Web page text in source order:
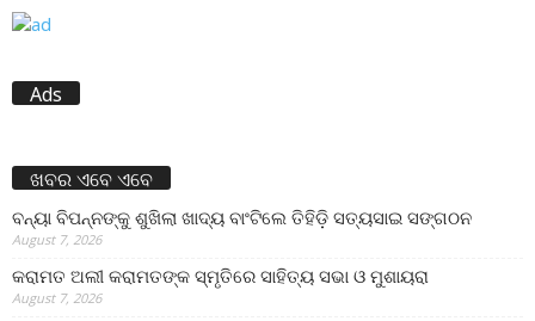
Ads
ଖବର ଏବେ ଏବେ
ବନ୍ୟା ବିପନ୍ନଙ୍କୁ ଶୁଖିଲା ଖାଦ୍ୟ ବାଂଟିଲେ ତିହିଡି଼ ସତ୍ୟସାଇ ସଙ୍ଗଠନ
August 7, 2026
କରାମତ ଅଲୀ କରାମତଙ୍କ ସ୍ମୃତିରେ ସାହିତ୍ୟ ସଭା ଓ ମୁଶାୟରା
August 7, 2026